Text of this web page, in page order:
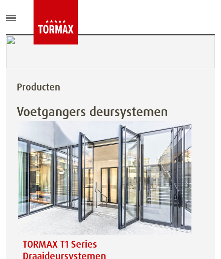
Producten
Voetgangers deursystemen
TORMAX T1 Series
Draaideursystemen